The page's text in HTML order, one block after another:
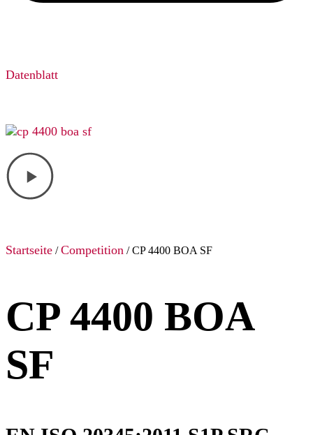
Datenblatt
Startseite /Competition / CP 4400 BOA SF
CP 4400 BOA
SF